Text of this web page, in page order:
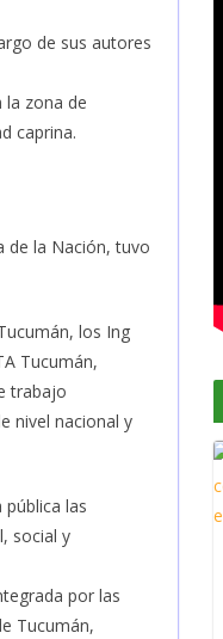
de sus autores
la zona de
caprina.
de la Nación, tuvo
los Ing
Tucumán,
trabajo
nivel nacional y
pública las
social y
por las
Tucumán,